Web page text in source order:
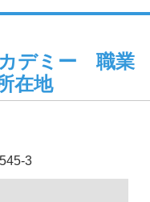
デミー 職業
在地
3